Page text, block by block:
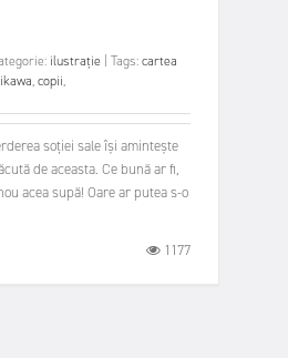
ilustrație Tags:cartea
,copii,
soției sale își amintește
de aceasta. Ce bună ar fi,
acea supă! Oare ar putea s-o
1177